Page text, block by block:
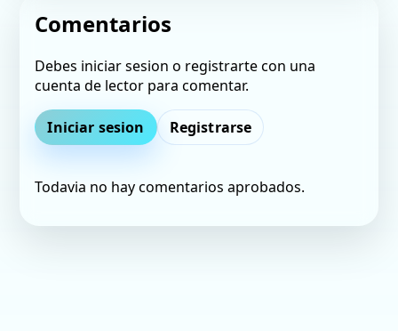
Comentarios
Debes iniciar sesion o registrarte con una
cuenta de lector para comentar.
Iniciar sesion Registrarse
Todavia no hay comentarios aprobados.